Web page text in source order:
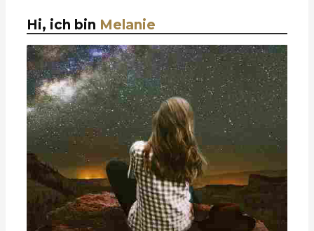
Hi, ich bin Melanie